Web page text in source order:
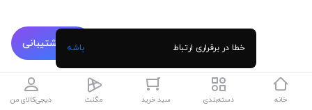
پشتیبانی
خانه دسته‌بندی سبد خرید مگنت دیجی‌کالای من
خطا در برقراری ارتباط باشه